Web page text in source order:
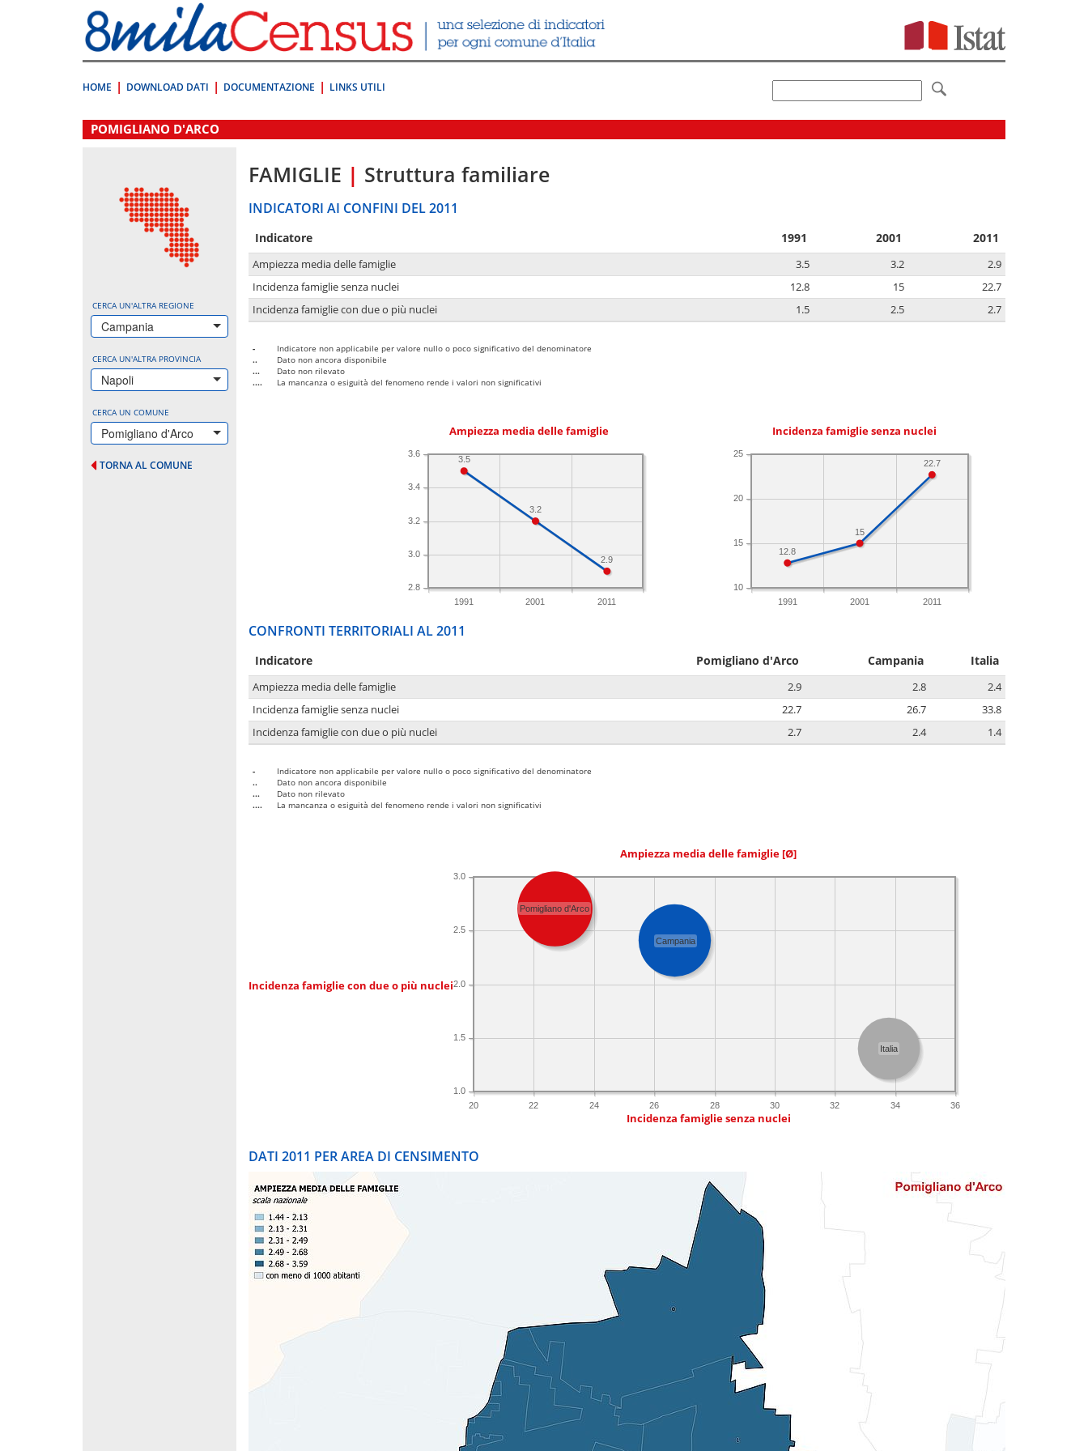
direttamente
a:
Contenuto
HOME DOWNLOAD DATI DOCUMENTAZIONE LINKS UTILI
.
POMIGLIANO D'ARCO
CERCA UN'ALTRA REGIONE
Campania
CERCA UN'ALTRA PROVINCIA
Napoli
CERCA UN COMUNE
Pomigliano d'Arco
TORNA AL COMUNE
FAMIGLIE | Struttura familiare
INDICATORI AI CONFINI DEL 2011
Indicatore 1991 2001 2011
Ampiezza media delle famiglie 3.5 3.2
2.9
Incidenza famiglie senza nuclei
12.8 15
22.7
Incidenza famiglie con due o più nuclei
1.5 2.5 2.7
-
Indicatore non applicabile per valore nullo o poco significativo del denominatore
..
Dato non ancora disponibile
...
Dato non rilevato
....
La mancanza o esiguità del fenomeno rende i valori non significativi
Ampiezza media delle famiglie
1991 2001 2011
2.8
3.0
3.2
3.4
3.6
2.9
3.2
3.5
Incidenza famiglie senza nuclei
1991 2001 2011
10
15
20
25
22.7
15
12.8
CONFRONTI TERRITORIALI AL 2011
Indicatore Pomigliano d'Arco Campania Italia
Ampiezza media delle famiglie 2.9 2.8
2.4
Incidenza famiglie senza nuclei
22.7 26.7
33.8
Incidenza famiglie con due o più nuclei
2.7 2.4 1.4
-
Indicatore non applicabile per valore nullo o poco significativo del denominatore
..
Dato non ancora disponibile
...
Dato non rilevato
....
La mancanza o esiguità del fenomeno rende i valori non significativi
Ampiezza media delle famiglie [Ø]
Incidenza famiglie con due o più nuclei
20 22 24 26 28 30 32 34 36
1.0
1.5
2.0
2.5
3.0
Pomigliano d'Arco
Campania
Italia
Incidenza famiglie senza nuclei
DATI 2011 PER AREA DI CENSIMENTO